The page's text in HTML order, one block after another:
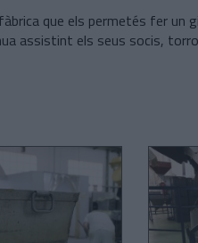
que els permetés fer un
assistint els seus socis,